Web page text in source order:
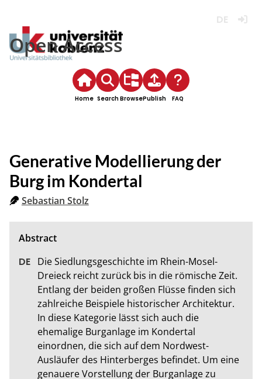
Open Access
Home SearchBrowsePublish FAQ
Generative Modellierung der
Burg im Kondertal
Sebastian Stolz
Die Siedlungsgeschichte im Rhein-Mosel-
Dreieck reicht zurück bis in die römische Zeit.
Entlang der beiden großen Flüsse finden sich
zahlreiche Beispiele historischer Architektur.
In diese Kategorie lässt sich auch die
ehemalige Burganlage im Kondertal
einordnen, die sich auf dem Nordwest-
Ausläufer des Hinterberges befindet. Um eine
genauere Vorstellung der Burganlage zu